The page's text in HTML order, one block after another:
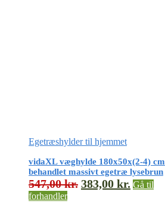
Egetræshylder til hjemmet
vidaXL væghylde 180x50x(2-4) cm
behandlet massivt egetræ lysebrun
547,00kr. 383,00 kr. Gå til
forhandler